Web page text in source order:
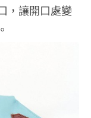
，讓開口處變